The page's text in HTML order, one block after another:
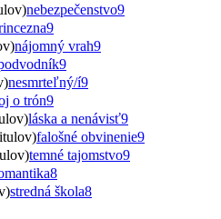
nebezpečenstvo9
9
nájomný vrah9
9
nesmrteľný/í9
o trón9
láska a nenávisť9
falošné obvinenie9
temné tajomstvo9
8
stredná škola8